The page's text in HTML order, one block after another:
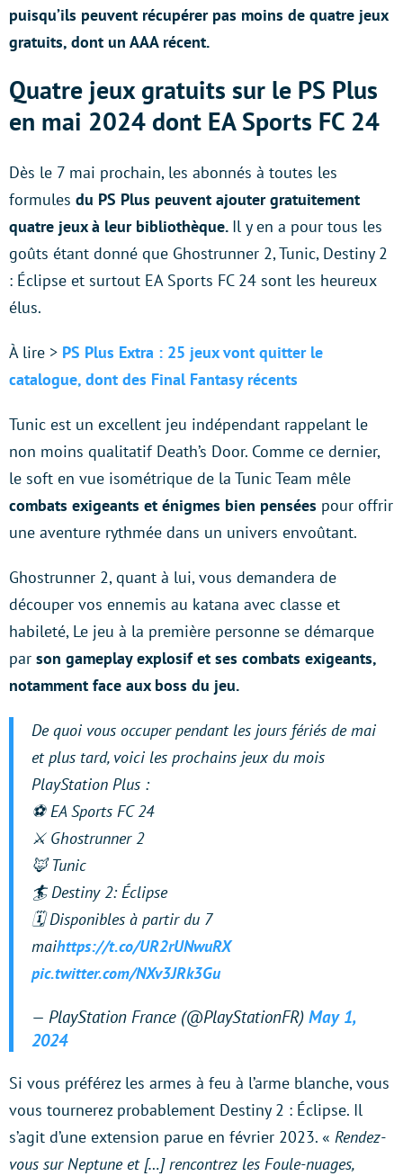
puisqu’ils peuvent récupérer pas moins de quatre jeux
gratuits, dont un AAA récent.
Quatre jeux gratuits sur le PS Plus
en mai 2024 dont EA Sports FC 24
Dès le 7 mai prochain, les abonnés à toutes les
formules du PS Plus peuvent ajouter gratuitement
quatre jeux à leur bibliothèque. Il y en a pour tous les
goûts étant donné que Ghostrunner 2, Tunic, Destiny 2
: Éclipse et surtout EA Sports FC 24 sont les heureux
élus.
À lire > PS Plus Extra : 25 jeux vont quitter le
catalogue, dont des Final Fantasy récents
Tunic est un excellent jeu indépendant rappelant le
non moins qualitatif Death’s Door. Comme ce dernier,
le soft en vue isométrique de la Tunic Team mêle
combats exigeants et énigmes bien pensées pour offrir
une aventure rythmée dans un univers envoûtant.
Ghostrunner 2, quant à lui, vous demandera de
découper vos ennemis au katana avec classe et
habileté, Le jeu à la première personne se démarque
par son gameplay explosif et ses combats exigeants,
notamment face aux boss du jeu.
De quoi vous occuper pendant les jours fériés de mai
et plus tard, voici les prochains jeux du mois
PlayStation Plus :
⚽ EA Sports FC 24
⚔️ Ghostrunner 2
🦊 Tunic
🏄 Destiny 2: Éclipse
🗓️ Disponibles à partir du 7
maihttps://t.co/UR2rUNwuRX
pic.twitter.com/NXv3JRk3Gu
— PlayStation France (@PlayStationFR) May 1,
2024
Si vous préférez les armes à feu à l’arme blanche, vous
vous tournerez probablement Destiny 2 : Éclipse. Il
s’agit d’une extension parue en février 2023. « Rendez-
vous sur Neptune et […] rencontrez les Foule-nuages,